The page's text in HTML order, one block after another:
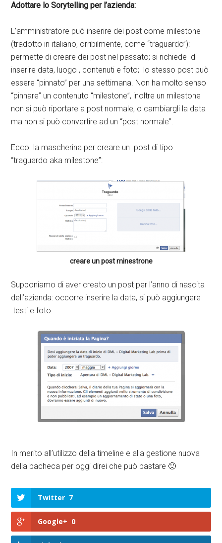
Adottare lo Sorytelling per l’azienda:
L’amministratore può inserire dei post come milestone
(tradotto in italiano, orribilmente, come “traguardo”):
permette di creare dei post nel passato; si richiede di
inserire data, luogo , contenuti e foto; lo stesso post può
essere “pinnato” per una settimana. Non ha molto senso
“pinnare” un contenuto “milestone”, inoltre un milestone
non si può riportare a post normale, o cambiargli la data
ma non si può convertire ad un “post normale”.
Ecco la mascherina per creare un post di tipo
“traguardo aka milestone”:
creare un post minestrone
Supponiamo di aver creato un post per l’anno di nascita
dell’azienda: occorre inserire la data, si può aggiungere
testi e foto.
In merito all’utilizzo della timeline e alla gestione nuova
della bacheca per oggi direi che può bastare 🙂
Twitter 7
Google+ 0